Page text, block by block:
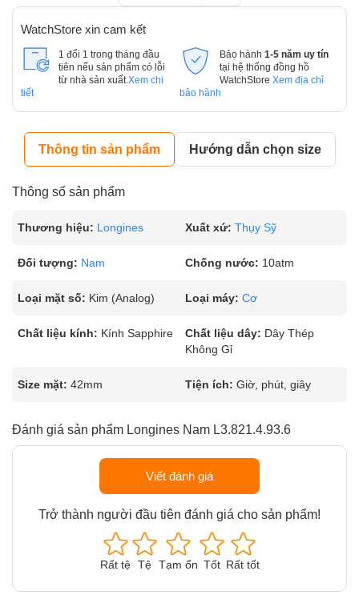
WatchStore xin cam kết
1 đổi 1 trong tháng đầu
tiên nếu sản phẩm có lỗi
từ nhà sản xuất. Xem chi
tiết
Bảo hành 1-5 năm uy tín
tại hệ thống đồng hồ
WatchStore Xem địa chỉ
bảo hành
Thông tin sản phẩm Hướng dẫn chọn size
Thông số sản phẩm
Thương hiệu: Longines Xuất xứ: Thụy Sỹ
Đối tượng: Nam Chống nước: 10atm
Loại mặt số: Kim (Analog) Loại máy: Cơ
Chất liệu kính: Kính Sapphire Chất liệu dây: Dây Thép
Không Gỉ
Size mặt: 42mm Tiện ích: Giờ, phút, giây
Đánh giá sản phẩm Longines Nam L3.821.4.93.6
Viết đánh giá
Trở thành người đầu tiên đánh giá cho sản phẩm!
Rất tệ Tệ Tạm ổn Tốt Rất tốt